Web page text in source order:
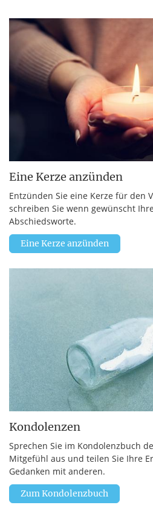
Eine Kerze anzünden
Entzünden Sie eine Kerze für den
schreiben Sie wenn gewünscht
Abschiedsworte.
Eine Kerze anzünden
Kondolenzen
Sprechen Sie im Kondolenzbuch
Mitgefühl aus und teilen Sie Ihre
Gedanken mit anderen.
Zum Kondolenzbuch